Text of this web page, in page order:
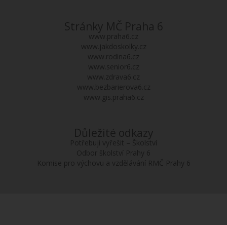
Stránky MČ Praha 6
www.praha6.cz
www.jakdoskolky.cz
www.rodina6.cz
www.senior6.cz
www.zdrava6.cz
www.bezbarierova6.cz
www.gis.praha6.cz
Důležité odkazy
Potřebuji vyřešit – Školství
Odbor školství Prahy 6
Komise pro výchovu a vzdělávání RMČ Prahy 6